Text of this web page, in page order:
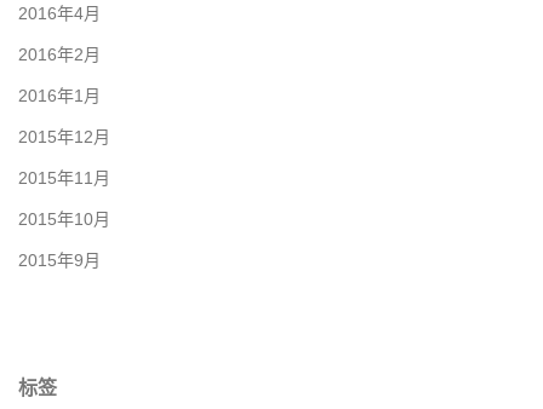
2016年4月
2016年2月
2016年1月
2015年12月
2015年11月
2015年10月
2015年9月
标签